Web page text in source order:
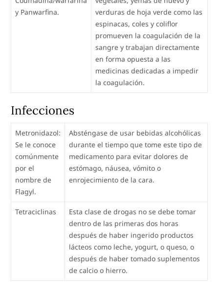
y Panwarfina.
verduras de hoja verde como las
espinacas, coles y coliflor 
promueven la coagulación de la
sangre y trabajan directamente
en forma opuesta a las
medicinas dedicadas a impedir
la coagulación.
Infecciones
Metronidazol:
Se le conoce
comúnmente
por el
nombre de
Flagyl.
Absténgase de usar bebidas alcohólicas
durante el tiempo que tome este tipo de
medicamento para evitar dolores de
estómago, náusea, vómito o
enrojecimiento de la cara.
Tetraciclinas
Esta clase de drogas no se debe tomar
dentro de las primeras dos horas
después de haber ingerido productos
lácteos como leche, yogurt, o queso, o
después de haber tomado suplementos
de calcio o hierro.